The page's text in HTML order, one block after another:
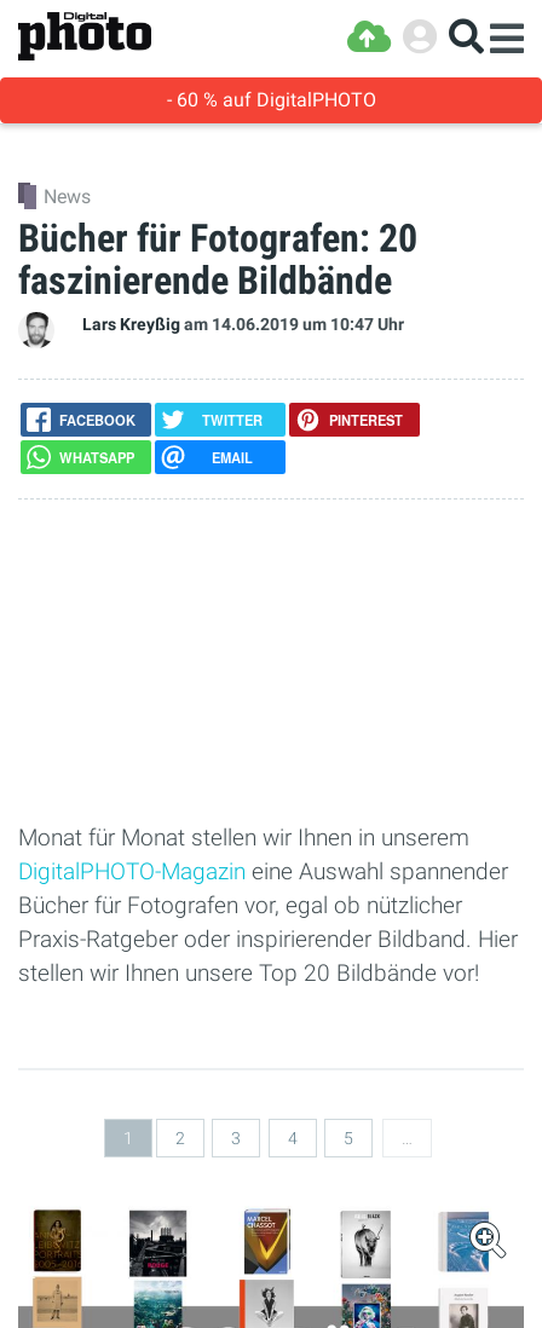
- 60 % auf DigitalPHOTO
News
Bücher für Fotografen: 20
faszinierende Bildbände
Lars Kreyßigam 14.06.2019um 10:47 Uhr
FACEBOOK TWITTER
PINTEREST
WHATSAPP
EMAIL
Monat für Monat stellen wir Ihnen in unserem
DigitalPHOTO-Magazin eine Auswahl spannender
Bücher für Fotografen vor, egal ob nützlicher
Praxis-Ratgeber oder inspirierender Bildband. Hier
stellen wir Ihnen unsere Top 20 Bildbände vor!
1 2 3 4 5